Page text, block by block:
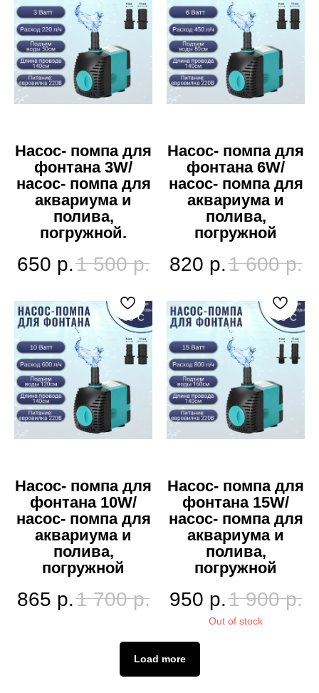
Насос- помпа для
фонтана 3W/
насос- помпа для
аквариума и
полива,
погружной.
650 р.1 500 р.
Насос- помпа для
фонтана 6W/
насос- помпа для
аквариума и
полива,
погружной
820 р.1 600 р.
Насос- помпа для
фонтана 10W/
насос- помпа для
аквариума и
полива,
погружной
865 р.1 700 р.
Насос- помпа для
фонтана 15W/
насос- помпа для
аквариума и
полива,
погружной
950 р.1 900 р.
Out of stock
Load more